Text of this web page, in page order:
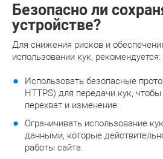
Безопасно ли
устройстве?
Для снижения рисков и
использовании кук, рекомендуется:
Использовать безопасные
HTTPS) для передачи кук,
перехват и изменение.
Ограничивать использование
данными, которые
работы сайта.